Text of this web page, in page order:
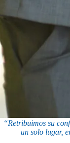
“Retribuimos su
un solo lugar,